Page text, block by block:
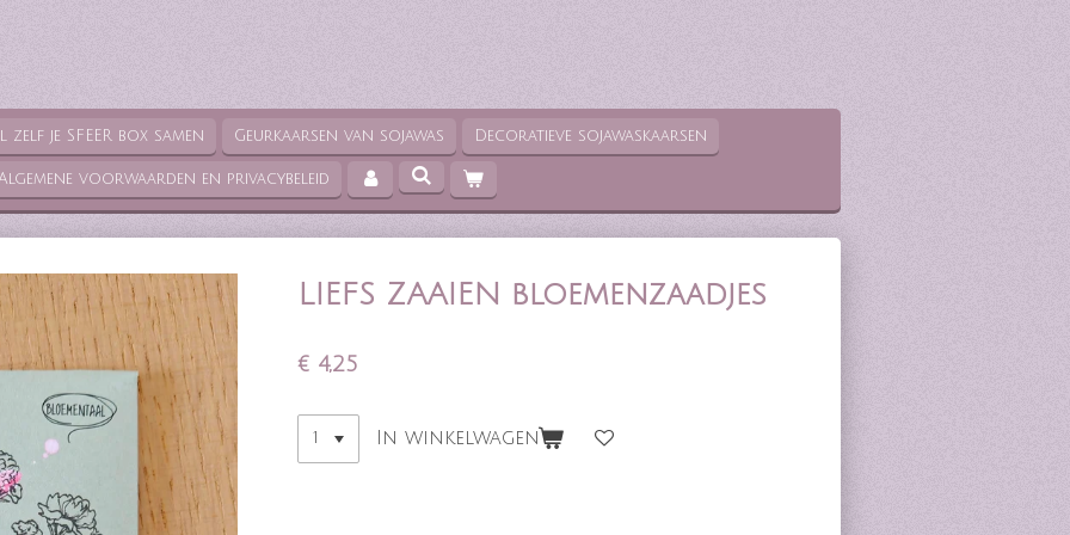
zelf je SFEER box samen Geurkaarsen van sojawas Decoratieve sojawaskaarsen
voorwaarden en privacybeleid
LIEFS ZAAIEN bloemenzaadjes
€ 4,25
In winkelwagen